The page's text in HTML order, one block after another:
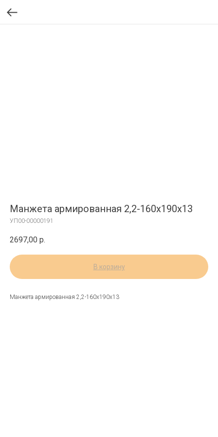
Манжета армированная 2,2-160х190х13
УП00-00000191
2697,00 р.
В корзину
Манжета армированная 2,2-160х190х13